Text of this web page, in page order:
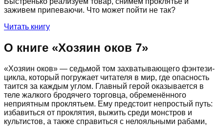
заживем припеваючи. Что может пойти не так?
Читать книгу
О книге «Хозяин оков 7»
«Хозяин оков» — седьмой том захватывающего фэнтези-
цикла, который погружает читателя в мир, где опасность
таится за каждым углом. Главный герой оказывается в
теле жалкого бродячего торговца, обременённого
неприятным проклятьем. Ему предстоит непростый путь:
избавиться от проклятия, выжить среди монстров и
культистов, а также справиться с нелояльными рабами,